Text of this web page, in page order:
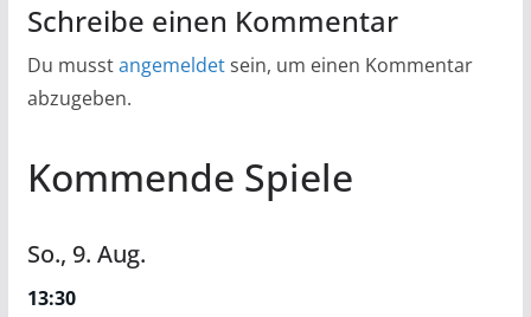
Schreibe einen Kommentar
Du musstangemeldetsein, um einen Kommentar
abzugeben.
Kommende Spiele
So., 9. Aug.
13:30